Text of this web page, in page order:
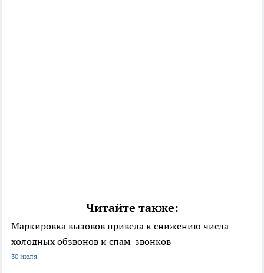
Читайте также:
Маркировка вызовов привела к снижению числа
холодных обзвонов и спам-звонков
30 июля